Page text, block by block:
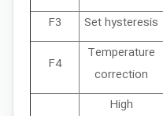
F3
Set hysteresis
F4
Temperature
correction
High